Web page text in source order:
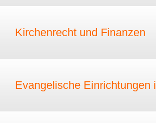
Kirchenrecht und Finanzen
Evangelische Einrichtungen